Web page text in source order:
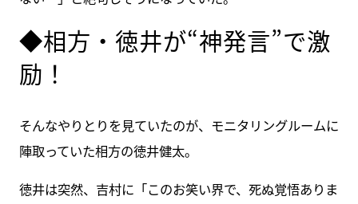
◆相方・徳井が“神発言”で激
励！
そんなやりとりを見ていたのが、モニタリングルームに
陣取っていた相方の徳井健太。
徳井は突然、吉村に「このお笑い界で、死ぬ覚悟ありま